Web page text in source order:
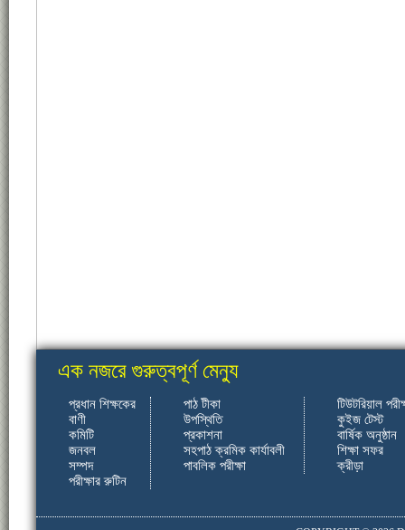
এক নজরে গুরুত্বপূর্ণ মেন্যু
প্রধান শিক্ষকের
বাণী
কমিটি
জনবল
সম্পদ
পরীক্ষার রুটিন
পাঠ টীকা
উপস্থিতি
প্রকাশনা
সহপাঠ ক্রমিক কার্যাবলী
পাবলিক পরীক্ষা
টিউটরিয়াল
কুইজ টেস্ট
বার্ষিক অনুষ্ঠান
শিক্ষা সফর
ক্রীড়া